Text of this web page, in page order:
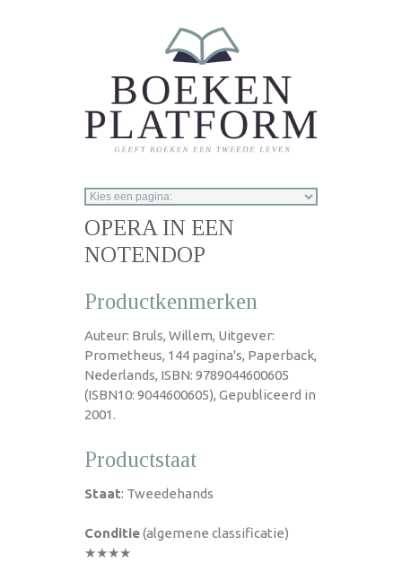
OPERA IN EEN
NOTENDOP
Productkenmerken
Auteur: Bruls, Willem, Uitgever:
Prometheus, 144 pagina's, Paperback,
Nederlands, ISBN: 9789044600605
(ISBN10: 9044600605), Gepubliceerd in
2001.
Productstaat
Staat: Tweedehands
Conditie(algemene classificatie)
★★★★